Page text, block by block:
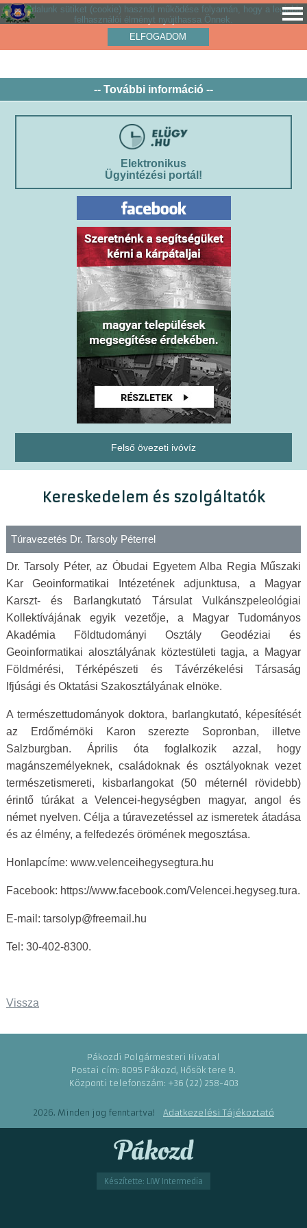
Weboldalunk sütiket (cookie) használ működése folyamán, hogy a legjobb
felhasználói élményt nyújthassa Önnek.
ELFOGADOM
-- További információ --
Elektronikus
Ügyintézési portál!
Felső övezeti ivóvíz
Kereskedelem és szolgáltatók
Túravezetés Dr. Tarsoly Péterrel
Dr. Tarsoly Péter,az Óbudai Egyetem Alba Regia Műszaki
Kar Geoinformatikai Intézetének adjunktusa, a Magyar
Karszt- és Barlangkutató Társulat Vulkánszpeleológiai
Kollektívájának egyik vezetője, a Magyar Tudományos
Akadémia Földtudományi Osztály Geodéziai és
Geoinformatikai alosztályának köztestületi tagja, a Magyar
Földmérési, Térképészeti és Távérzékelési Társaság
Ifjúsági és Oktatási Szakosztályának elnöke.
A természettudományok doktora, barlangkutató, képesítését
az Erdőmérnöki Karon szerezte Sopronban, illetve
Salzburgban. Április óta foglalkozik azzal, hogy
magánszemélyeknek, családoknak és osztályoknak vezet
természetismereti, kisbarlangokat (50 méternél rövidebb)
érintő túrákat a Velencei-hegységben magyar, angol és
német nyelven. Célja a túravezetéssel az ismeretek átadása
és az élmény, a felfedezés örömének megosztása.
Honlapcíme: www.velenceihegysegtura.hu
Facebook: https://www.facebook.com/Velencei.hegyseg.tura.
E-mail: tarsolyp@freemail.hu
Tel: 30-402-8300.
Vissza
Pákozdi Polgármesteri Hivatal
Postai cím: 8095 Pákozd, Hősök tere 9.
Központi telefonszám: +36 (22) 258-403
2026. Minden jog fenntartva! Adatkezelési Tájékoztató
Készítette: LIW Intermedia